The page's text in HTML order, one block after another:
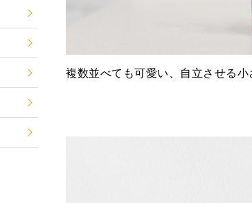
複数並べても可愛い、自立させる